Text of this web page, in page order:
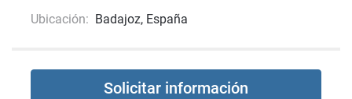
Ubicación: Badajoz, España
Solicitar información